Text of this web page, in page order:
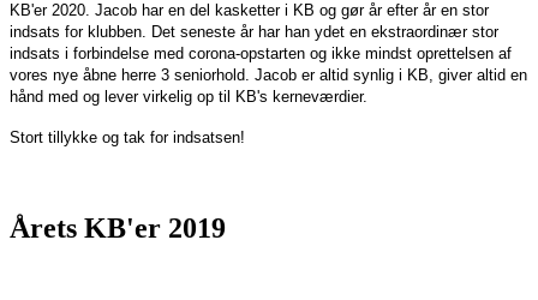
KB'er 2020. Jacob har en del kasketter i KB og gør år efter år en stor
indsats for klubben. Det seneste år har han ydet en ekstraordinær stor
indsats i forbindelse med corona-opstarten og ikke mindst oprettelsen af
vores nye åbne herre 3 seniorhold. Jacob er altid synlig i KB, giver altid en
hånd med og lever virkelig op til KB's kerneværdier.
Stort tillykke og tak for indsatsen!
Årets KB'er 2019